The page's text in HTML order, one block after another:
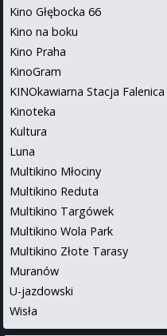
Kino Głębocka 66
Kino na boku
Kino Praha
KinoGram
KINOkawiarna Stacja Falenica
Kinoteka
Kultura
Luna
Multikino Młociny
Multikino Reduta
Multikino Targówek
Multikino Wola Park
Multikino Złote Tarasy
Muranów
U-jazdowski
Wisła